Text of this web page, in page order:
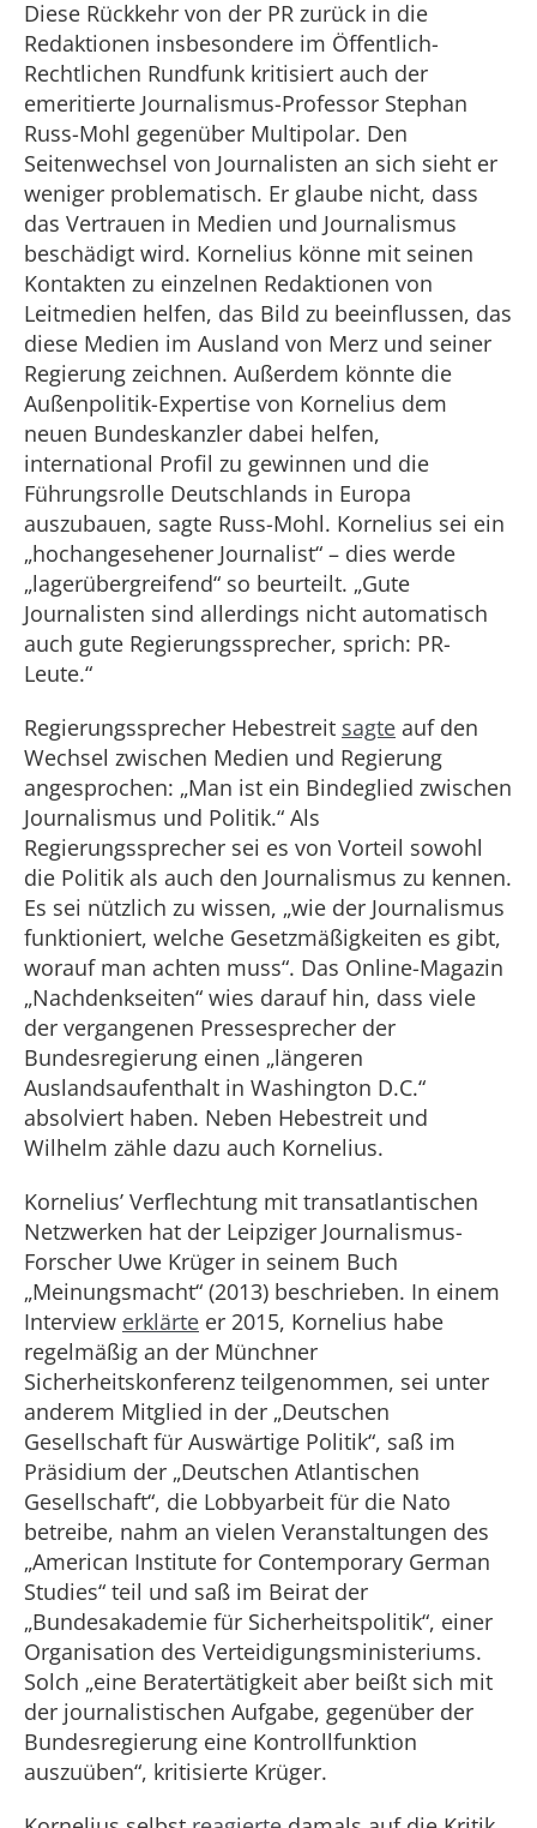
Diese Rückkehr von der PR zurück in die
Redaktionen insbesondere im Öffentlich-
Rechtlichen Rundfunk kritisiert auch der
emeritierte Journalismus-Professor Stephan
Russ-Mohl gegenüber Multipolar. Den
Seitenwechsel von Journalisten an sich sieht er
weniger problematisch. Er glaube nicht, dass
das Vertrauen in Medien und Journalismus
beschädigt wird. Kornelius könne mit seinen
Kontakten zu einzelnen Redaktionen von
Leitmedien helfen, das Bild zu beeinflussen, das
diese Medien im Ausland von Merz und seiner
Regierung zeichnen. Außerdem könnte die
Außenpolitik-Expertise von Kornelius dem
neuen Bundeskanzler dabei helfen,
international Profil zu gewinnen und die
Führungsrolle Deutschlands in Europa
auszubauen, sagte Russ-Mohl. Kornelius sei ein
„hochangesehener Journalist“ – dies werde
„lagerübergreifend“ so beurteilt. „Gute
Journalisten sind allerdings nicht automatisch
auch gute Regierungssprecher, sprich: PR-
Leute.“
Regierungssprecher Hebestreit sagte auf den
Wechsel zwischen Medien und Regierung
angesprochen: „Man ist ein Bindeglied zwischen
Journalismus und Politik.“ Als
Regierungssprecher sei es von Vorteil sowohl
die Politik als auch den Journalismus zu kennen.
Es sei nützlich zu wissen, „wie der Journalismus
funktioniert, welche Gesetzmäßigkeiten es gibt,
worauf man achten muss“. Das Online-Magazin
„Nachdenkseiten“ wies darauf hin, dass viele
der vergangenen Pressesprecher der
Bundesregierung einen „längeren
Auslandsaufenthalt in Washington D.C.“
absolviert haben. Neben Hebestreit und
Wilhelm zähle dazu auch Kornelius.
Kornelius’ Verflechtung mit transatlantischen
Netzwerken hat der Leipziger Journalismus-
Forscher Uwe Krüger in seinem Buch
„Meinungsmacht“ (2013) beschrieben. In einem
Interview erklärte er 2015, Kornelius habe
regelmäßig an der Münchner
Sicherheitskonferenz teilgenommen, sei unter
anderem Mitglied in der „Deutschen
Gesellschaft für Auswärtige Politik“, saß im
Präsidium der „Deutschen Atlantischen
Gesellschaft“, die Lobbyarbeit für die Nato
betreibe, nahm an vielen Veranstaltungen des
„American Institute for Contemporary German
Studies“ teil und saß im Beirat der
„Bundesakademie für Sicherheitspolitik“, einer
Organisation des Verteidigungsministeriums.
Solch „eine Beratertätigkeit aber beißt sich mit
der journalistischen Aufgabe, gegenüber der
Bundesregierung eine Kontrollfunktion
auszuüben“, kritisierte Krüger.